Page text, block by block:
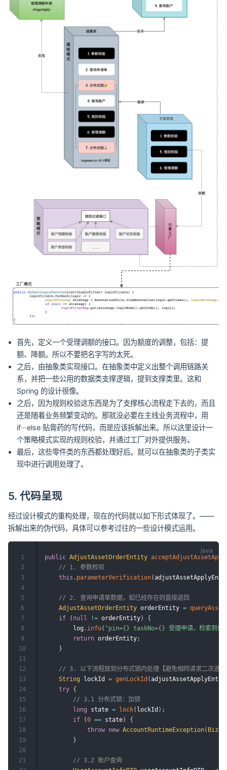
首先，定义一个受理调额的接口。因为额度的调整，包括：提
额、降额。所以不要把名字写的太死。
之后，由抽象类实现接口。在抽象类中定义出整个调用链路关
系，并把一些公用的数据类支撑逻辑，提到支撑类里。这和
Spring 的设计很像。
之后，因为规则校验这东西是为了支撑核心流程走下去的，而且
还是随着业务频繁变动的。那就没必要在主线业务流程中，用
if···else 贴膏药的写代码，而是应该拆解出来。所以这里设计一
个策略模式实现的规则校验，并通过工厂对外提供服务。
最后，这些零件类的东西都处理好后。就可以在抽象类的子类实
现中进行调用处理了。
5. 代码呈现
经过设计模式的重构处理，现在的代码就以如下形式体现了。——
拆解出来的伪代码，具体可以参考过往的一些设计模式运用。
public AdjustAssetOrderEntity
// 1. 参数校验
this . parameterVerification(
// 2. 查询申请单数据，如已经存在则直接返回
AdjustAssetOrderEntity orderEntity =
if
( null != orderEntity)
{
        log
. info( "pin={} taskNo={} 受理申请，检索到任
return orderEntity;
}
// 3. 以下流程放到分布式锁内处理【避免相同请求二次进入
String lockId = genLockId (
try {
// 3.1 分布式锁：加锁
long state = lock( lockId ) ;
if
(0 == state)
{
throw new AccountRuntimeException(
}
// 3.2 账户查询
1
2
3
4
5
6
7
8
9
10
11
12
13
14
15
16
17
18
19
20
21